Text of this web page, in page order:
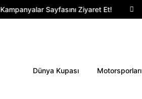
Sayfasını Ziyaret Et!
Dünya Kupası Motorsporları